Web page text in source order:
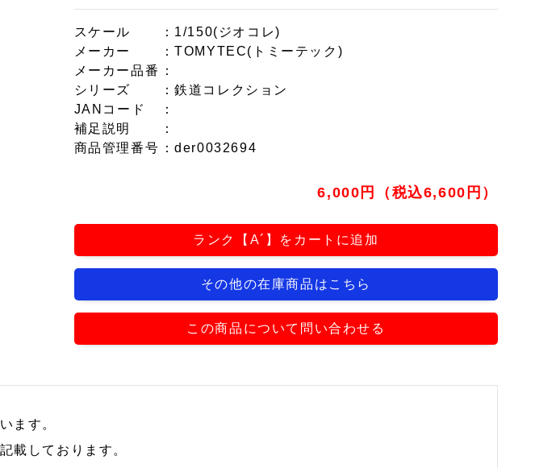
スケール
：1/150(ジオコレ)
メーカー
：TOMYTEC(トミーテック)
メーカー品番
：
シリーズ
：鉄道コレクション
JANコード
：
補足説明
：
商品管理番号 ：der0032694
6,000円（税込6,600円）
ランク【A´】をカートに追加
その他の在庫商品はこちら
この商品について問い合わせる
ます。
載しております。